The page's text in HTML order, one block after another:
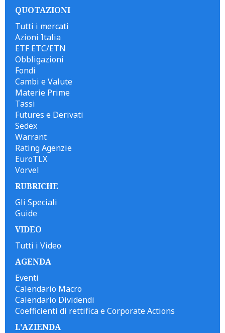
QUOTAZIONI
Tutti i mercati
Azioni Italia
ETF ETC/ETN
Obbligazioni
Fondi
Cambi e Valute
Materie Prime
Tassi
Futures e Derivati
Sedex
Warrant
Rating Agenzie
EuroTLX
Vorvel
RUBRICHE
Gli Speciali
Guide
VIDEO
Tutti i Video
AGENDA
Eventi
Calendario Macro
Calendario Dividendi
Coefficienti di rettifica e Corporate Actions
L'AZIENDA